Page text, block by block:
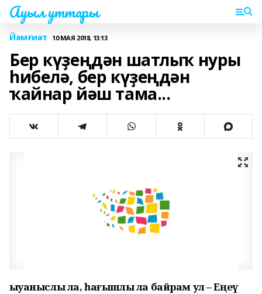
Ауыл уттары
Йәмғиәт 10 МАЯ 2018, 13:13
Бер күҙеңдән шатлыҡ нуры
һибелә, бер күҙеңдән
ҡайнар йәш тама...
Ҡыуаныслы ла, һағышлы ла байрам ул – Еңеү